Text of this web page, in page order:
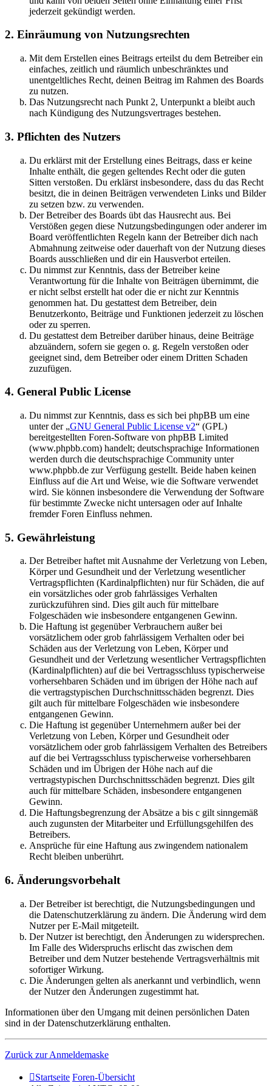
jederzeit gekündigt werden.
2. Einräumung von Nutzungsrechten
Mit dem Erstellen eines Beitrags erteilst du dem Betreiber ein
einfaches, zeitlich und räumlich unbeschränktes und
unentgeltliches Recht, deinen Beitrag im Rahmen des Boards
zu nutzen.
Das Nutzungsrecht nach Punkt 2, Unterpunkt a bleibt auch
nach Kündigung des Nutzungsvertrages bestehen.
3. Pflichten des Nutzers
Du erklärst mit der Erstellung eines Beitrags, dass er keine
Inhalte enthält, die gegen geltendes Recht oder die guten
Sitten verstoßen. Du erklärst insbesondere, dass du das Recht
besitzt, die in deinen Beiträgen verwendeten Links und Bilder
zu setzen bzw. zu verwenden.
Der Betreiber des Boards übt das Hausrecht aus. Bei
Verstößen gegen diese Nutzungsbedingungen oder anderer im
Board veröffentlichten Regeln kann der Betreiber dich nach
Abmahnung zeitweise oder dauerhaft von der Nutzung dieses
Boards ausschließen und dir ein Hausverbot erteilen.
Du nimmst zur Kenntnis, dass der Betreiber keine
Verantwortung für die Inhalte von Beiträgen übernimmt, die
er nicht selbst erstellt hat oder die er nicht zur Kenntnis
genommen hat. Du gestattest dem Betreiber, dein
Benutzerkonto, Beiträge und Funktionen jederzeit zu löschen
oder zu sperren.
Du gestattest dem Betreiber darüber hinaus, deine Beiträge
abzuändern, sofern sie gegen o. g. Regeln verstoßen oder
geeignet sind, dem Betreiber oder einem Dritten Schaden
zuzufügen.
4. General Public License
Du nimmst zur Kenntnis, dass es sich bei phpBB um eine
unter der „GNU General Public License v2“ (GPL)
bereitgestellten Foren-Software von phpBB Limited
(www.phpbb.com) handelt; deutschsprachige Informationen
werden durch die deutschsprachige Community unter
www.phpbb.de zur Verfügung gestellt. Beide haben keinen
Einfluss auf die Art und Weise, wie die Software verwendet
wird. Sie können insbesondere die Verwendung der Software
für bestimmte Zwecke nicht untersagen oder auf Inhalte
fremder Foren Einfluss nehmen.
5. Gewährleistung
Der Betreiber haftet mit Ausnahme der Verletzung von Leben,
Körper und Gesundheit und der Verletzung wesentlicher
Vertragspflichten (Kardinalpflichten) nur für Schäden, die auf
ein vorsätzliches oder grob fahrlässiges Verhalten
zurückzuführen sind. Dies gilt auch für mittelbare
Folgeschäden wie insbesondere entgangenen Gewinn.
Die Haftung ist gegenüber Verbrauchern außer bei
vorsätzlichem oder grob fahrlässigem Verhalten oder bei
Schäden aus der Verletzung von Leben, Körper und
Gesundheit und der Verletzung wesentlicher Vertragspflichten
(Kardinalpflichten) auf die bei Vertragsschluss typischerweise
vorhersehbaren Schäden und im übrigen der Höhe nach auf
die vertragstypischen Durchschnittsschäden begrenzt. Dies
gilt auch für mittelbare Folgeschäden wie insbesondere
entgangenen Gewinn.
Die Haftung ist gegenüber Unternehmern außer bei der
Verletzung von Leben, Körper und Gesundheit oder
vorsätzlichem oder grob fahrlässigem Verhalten des Betreibers
auf die bei Vertragsschluss typischerweise vorhersehbaren
Schäden und im Übrigen der Höhe nach auf die
vertragstypischen Durchschnittsschäden begrenzt. Dies gilt
auch für mittelbare Schäden, insbesondere entgangenen
Gewinn.
Die Haftungsbegrenzung der Absätze a bis c gilt sinngemäß
auch zugunsten der Mitarbeiter und Erfüllungsgehilfen des
Betreibers.
Ansprüche für eine Haftung aus zwingendem nationalem
Recht bleiben unberührt.
6. Änderungsvorbehalt
Der Betreiber ist berechtigt, die Nutzungsbedingungen und
die Datenschutzerklärung zu ändern. Die Änderung wird dem
Nutzer per E-Mail mitgeteilt.
Der Nutzer ist berechtigt, den Änderungen zu widersprechen.
Im Falle des Widerspruchs erlischt das zwischen dem
Betreiber und dem Nutzer bestehende Vertragsverhältnis mit
sofortiger Wirkung.
Die Änderungen gelten als anerkannt und verbindlich, wenn
der Nutzer den Änderungen zugestimmt hat.
Informationen über den Umgang mit deinen persönlichen Daten
sind in der Datenschutzerklärung enthalten.
Zurück zur Anmeldemaske
Startseite Foren-Übersicht